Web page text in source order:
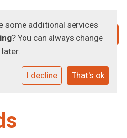
some additional services
? You can always change
I decline That's ok